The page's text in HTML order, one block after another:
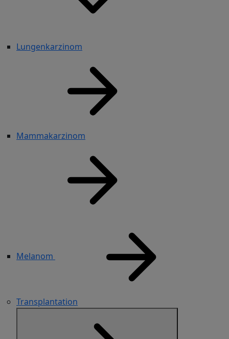
Lungenkarzinom
Mammakarzinom
Melanom
Transplantation